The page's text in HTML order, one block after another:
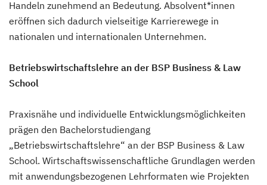
Handeln zunehmend an Bedeutung. Absolvent*innen
eröffnen sich dadurch vielseitige Karrierewege in
nationalen und internationalen Unternehmen.
Betriebswirtschaftslehre an der BSP Business & Law
School
Praxisnähe und individuelle Entwicklungsmöglichkeiten
prägen den Bachelorstudiengang
„Betriebswirtschaftslehre“ an der BSP Business & Law
School. Wirtschaftswissenschaftliche Grundlagen werden
mit anwendungsbezogenen Lehrformaten wie Projekten